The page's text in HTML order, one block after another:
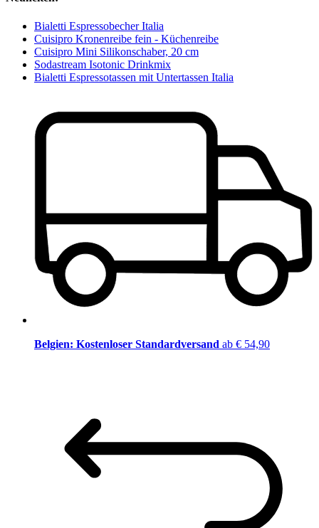
Bialetti Espressobecher Italia
Cuisipro Kronenreibe fein - Küchenreibe
Cuisipro Mini Silikonschaber, 20 cm
Sodastream Isotonic Drinkmix
Bialetti Espressotassen mit Untertassen Italia
Belgien: Kostenloser Standardversand ab € 54,90